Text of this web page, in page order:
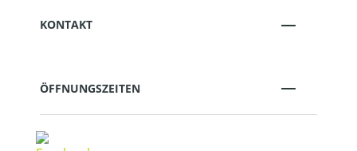
KONTAKT
ÖFFNUNGSZEITEN